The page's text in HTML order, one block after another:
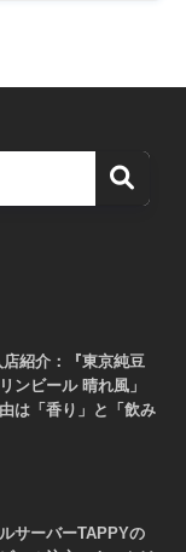
紹介：『東京純豆
ンビール 晴れ風」
は「香り」と「飲み
サーバーTAPPYの